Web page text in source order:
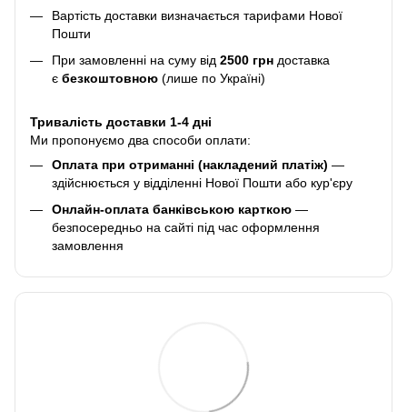
Вартість доставки визначається тарифами Нової
Пошти
При замовленні на суму від 2500 грн доставка
є безкоштовною (лише по Україні)
Тривалість доставки 1-4 дні
Ми пропонуємо два способи оплати:
Оплата при отриманні (накладений платіж) —
здійснюється у відділенні Нової Пошти або кур'єру
Онлайн-оплата банківською карткою —
безпосередньо на сайті під час оформлення
замовлення